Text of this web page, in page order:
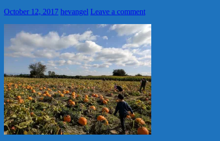
October 12, 2017 hevangel Leave a comment